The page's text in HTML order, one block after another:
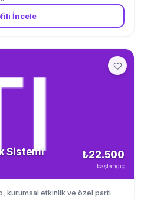
İncele
Sistemi ₺22.500
başlangıç
kurumsal etkinlik ve özel parti